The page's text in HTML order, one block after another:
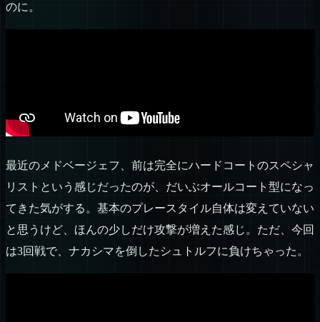
のに。
最近のメドベージェフ、前は完全にハードコートのスペシャ
リストという感じだったのが、だいぶオールコート型になっ
てきた気がする。基本のプレースタイル自体は変えていない
と思うけど、ほんの少しだけ攻撃が増えた感じ。ただ、今回
は3回戦で、ナカシマを倒したシュトルフに負けちゃった。